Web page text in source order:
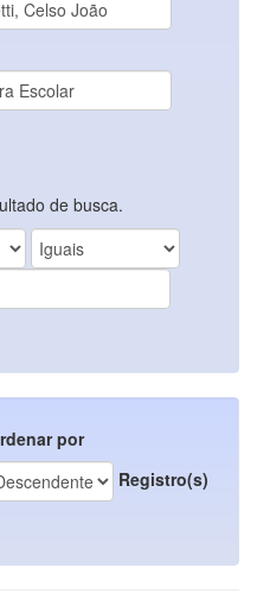
de busca.
por
Registro(s)